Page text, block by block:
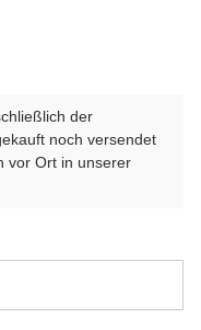
der
noch versendet
vor Ort in unserer